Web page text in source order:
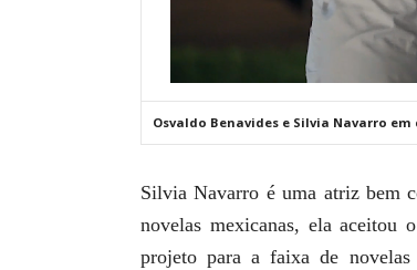
Osvaldo Benavides e Silvia Navarro
Silvia Navarro é uma atriz bem
novelas mexicanas, ela
projeto para a faixa de